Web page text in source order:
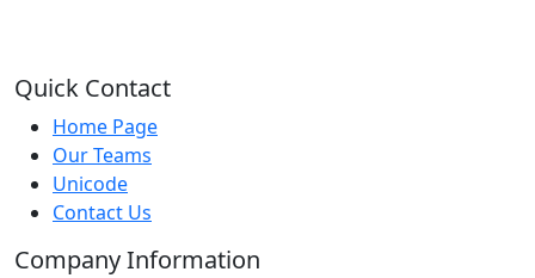
Quick Contact
Home Page
Our Teams
Unicode
Contact Us
Company Information